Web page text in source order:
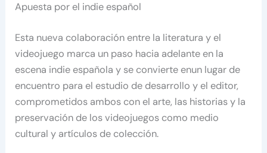
Apuesta por el indie español
Esta nueva colaboración entre la literatura y el
videojuego marca un paso hacia adelante en la
escena indie española y se convierte enun lugar de
encuentro para el estudio de desarrollo y el editor,
comprometidos ambos con el arte, las historias y la
preservación de los videojuegos como medio
cultural y artículos de colección.